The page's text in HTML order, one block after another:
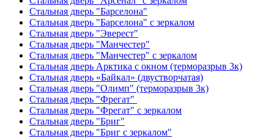
Стальная дверь "Барселона"
Стальная дверь "Барселона" с зеркалом
Стальная дверь "Эверест"
Стальная дверь "Манчестер"
Стальная дверь "Манчестер" с зеркалом
Стальная дверь Арктика с окном (терморазрыв 3к)
Стальная дверь «Байкал» (двустворчатая)
Стальная дверь "Олимп" (терморазрыв 3к)
Стальная дверь "Фрегат"
Стальная дверь "Фрегат" с зеркалом
Стальная дверь "Бриг"
Стальная дверь "Бриг с зеркалом"